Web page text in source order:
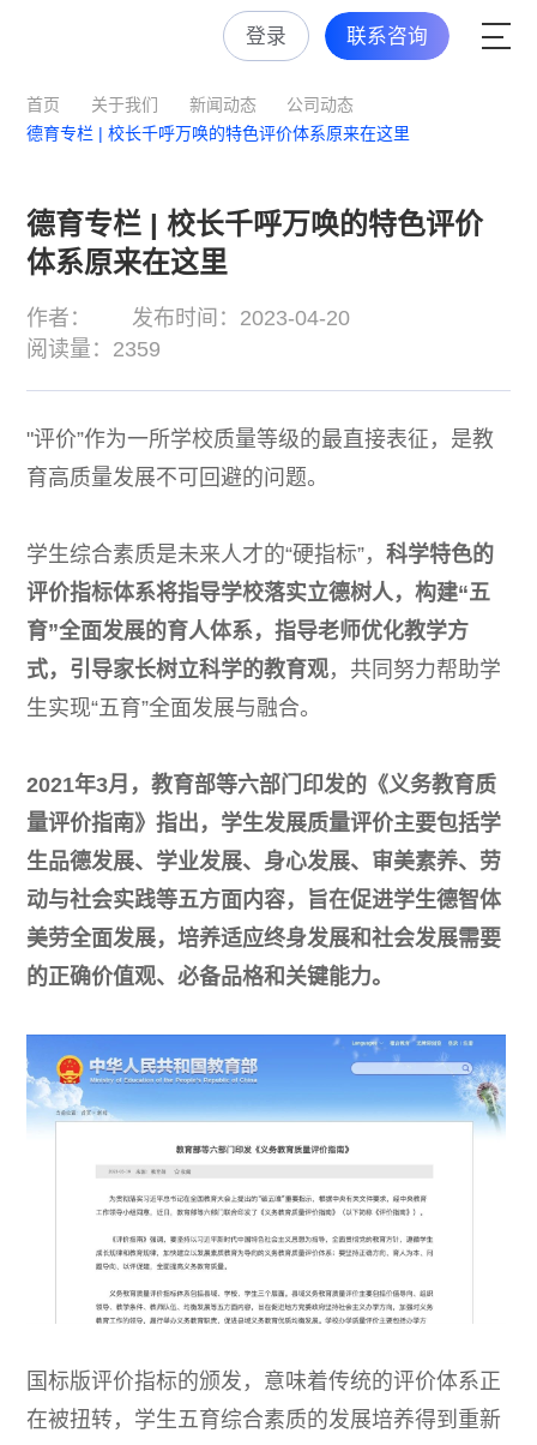
登录 联系咨询
首页 关于我们 新闻动态
公司动态
德育专栏 | 校长千呼万唤的特色评价体系原来在这里
德育专栏 | 校长千呼万唤的特色评价
体系原来在这里
作者：
发布时间：2023-04-20
阅读量：2359
"评价”作为一所学校质量等级的最直接表征，是教
育高质量发展不可回避的问题。
学生综合素质是未来人才的“硬指标”，科学特色的
评价指标体系将指导学校落实立德树人，构建“五
育”全面发展的育人体系，指导老师优化教学方
式，引导家长树立科学的教育观，共同努力帮助学
生实现“五育”全面发展与融合。
2021年3月，教育部等六部门印发的《义务教育质
量评价指南》指出，学生发展质量评价主要包括学
生品德发展、学业发展、身心发展、审美素养、劳
动与社会实践等五方面内容，旨在促进学生德智体
美劳全面发展，培养适应终身发展和社会发展需要
的正确价值观、必备品格和关键能力。
国标版评价指标的颁发，意味着传统的评价体系正
在被扭转，学生五育综合素质的发展培养得到重新